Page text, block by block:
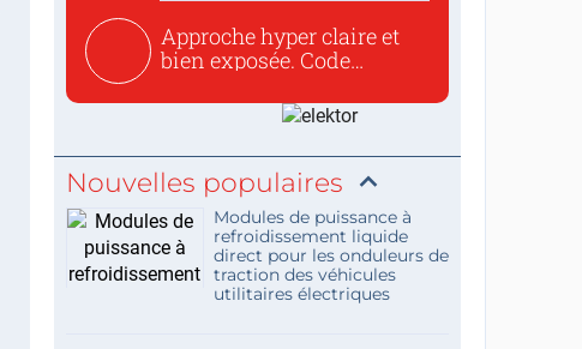
Approche hyper claire et
bien exposée. Code
Nouvelles populaires
Modules de puissance à
refroidissement liquide
direct pour les onduleurs de
traction des véhicules
utilitaires électriques